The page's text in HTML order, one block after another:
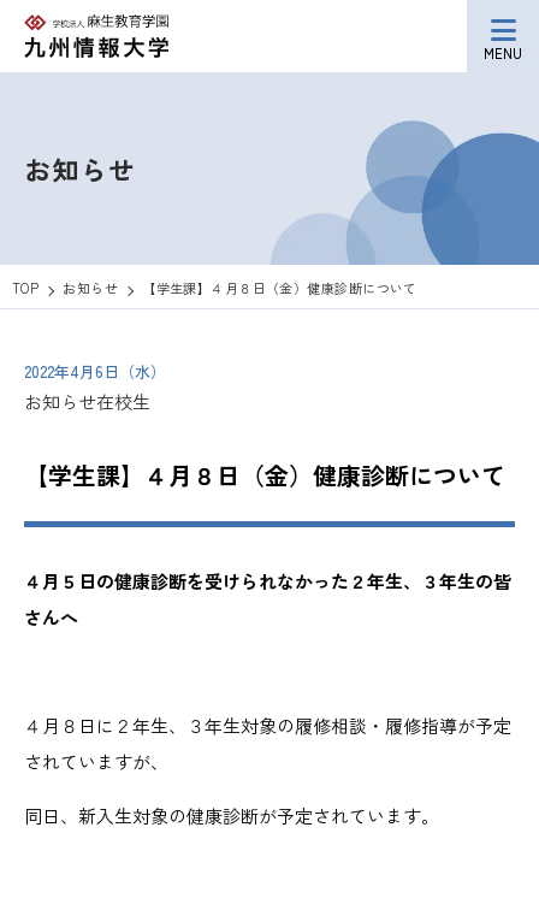
MENU
お知らせ
TOP お知らせ 【学生課】４月８日（金）健康診断について
2022年4月6日（水）
お知らせ在校生
【学生課】４月８日（金）健康診断について
４月５日の健康診断を受けられなかった２年生、３年生の皆
さんへ
４月８日に２年生、３年生対象の履修相談・履修指導が予定
されていますが、
同日、新入生対象の健康診断が予定されています。